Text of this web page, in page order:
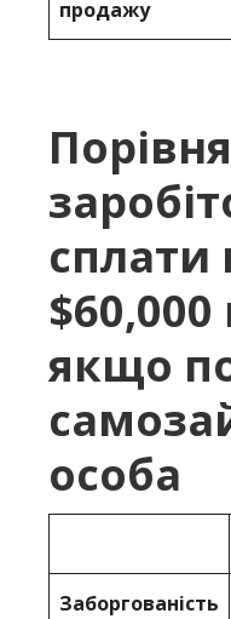
продажу
сплати
$60,000
якщо
особа
Заборгованість